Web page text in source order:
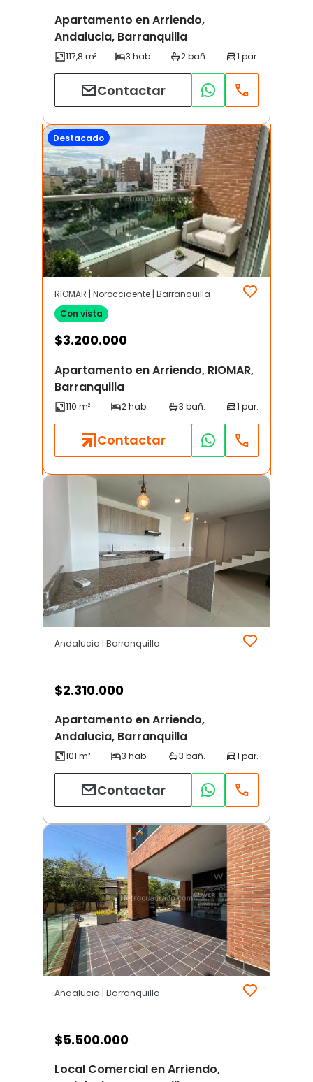
Apartamento en Arriendo,
Andalucia, Barranquilla
Contactar
Destacado
RIOMAR | Noroccidente | Barranquilla
Con vista
$3.200.000
Apartamento en Arriendo, RIOMAR,
Barranquilla
Contactar
Andalucia | Barranquilla
$2.310.000
Apartamento en Arriendo,
Andalucia, Barranquilla
Contactar
Andalucia | Barranquilla
$5.500.000
Local Comercial en Arriendo,